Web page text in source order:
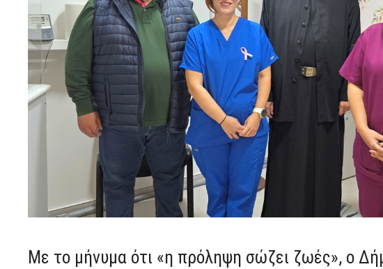
Με το μήνυμα ότι «η πρόληψη σώζει ζωές», ο